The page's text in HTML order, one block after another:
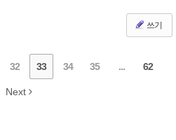
쓰기
32 33 34 35 ... 62
Next